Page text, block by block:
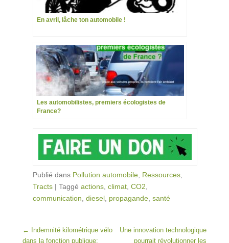
En avril, lâche ton automobile !
Les automobilistes, premiers écologistes de
France?
Publié dans Pollution automobile Ressources
Tracts | Taggé actions climat CO2
communication diesel propagande santé
Post navigation
←
Indemnité kilométrique vélo
dans la fonction publique:
Une innovation technologique
pourrait révolutionner les